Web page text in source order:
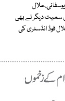
سمیت دیگر نے بھی
فوڈ انڈسٹری کی